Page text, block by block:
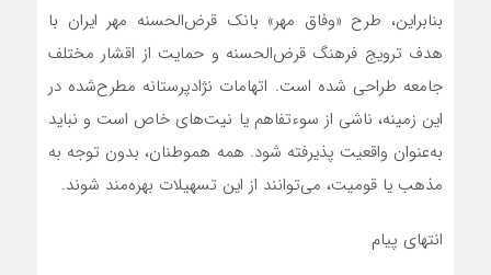
بنابراین، طرح «وفاق مهر» بانک قرض‌الحسنه مهر ایران با
هدف ترویج فرهنگ قرض‌الحسنه و حمایت از اقشار مختلف
جامعه طراحی شده است. اتهامات نژادپرستانه مطرح‌شده در
این زمینه، ناشی از سوءتفاهم یا نیت‌های خاص است و نباید
به‌عنوان واقعیت پذیرفته شود. همه هموطنان، بدون توجه به
مذهب یا قومیت، می‌توانند از این تسهیلات بهره‌مند شوند.
انتهای پیام